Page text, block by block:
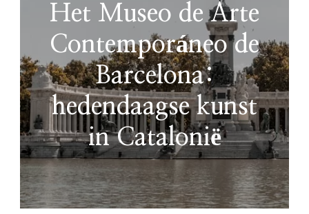
Het Museo de Arte
Contemporáneo de
Barcelona:
hedendaagse kunst
in Catalonië